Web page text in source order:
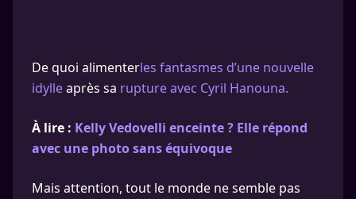
De quoi alimenterles fantasmes d’une nouvelle
idylleaprès sa rupture avec Cyril Hanouna.
À lire : Kelly Vedovelli enceinte ? Elle répond
avec une photo sans équivoque
Mais attention, tout le monde ne semble pas